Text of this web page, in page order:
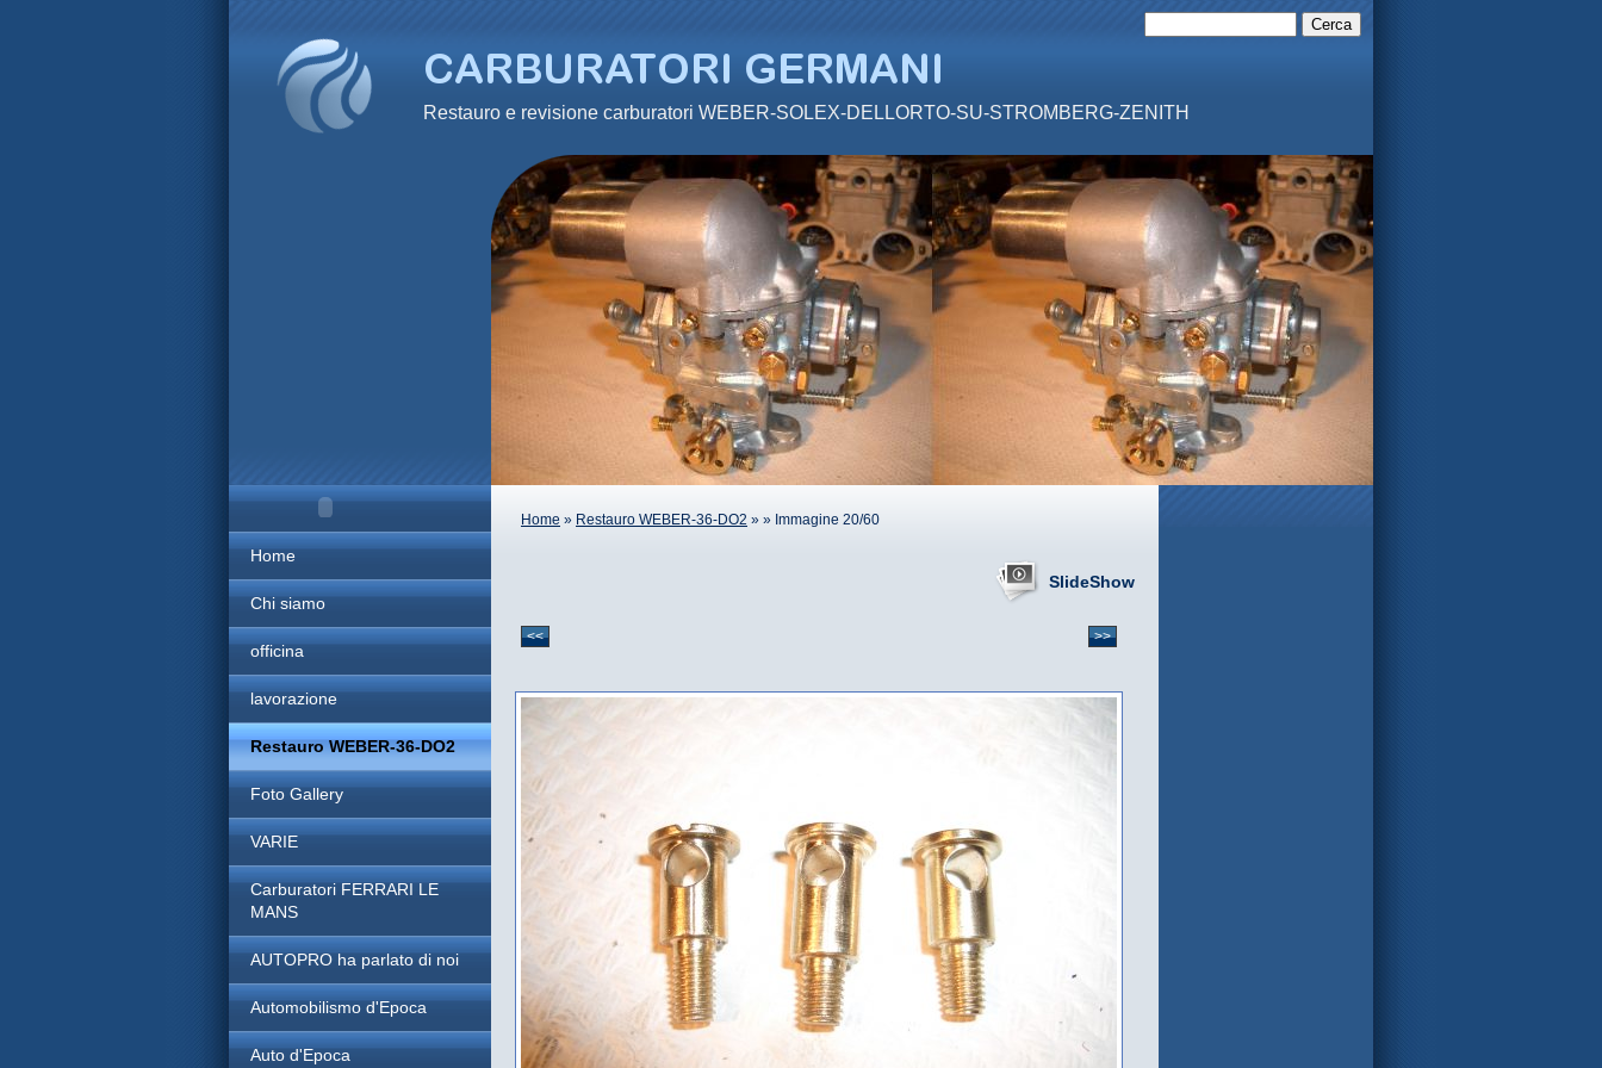
Restauro e revisione carburatori WEBER-SOLEX-DELLORTO-SU-STROMBERG-ZENITH
Home
Chi siamo
officina
lavorazione
Restauro WEBER-36-DO2
Foto Gallery
VARIE
Carburatori FERRARI LE
MANS
AUTOPRO ha parlato di noi
Automobilismo d'Epoca
Auto d'Epoca
Home » Restauro WEBER-36-DO2 » » Immagine 20/60
SlideShow
<< >>